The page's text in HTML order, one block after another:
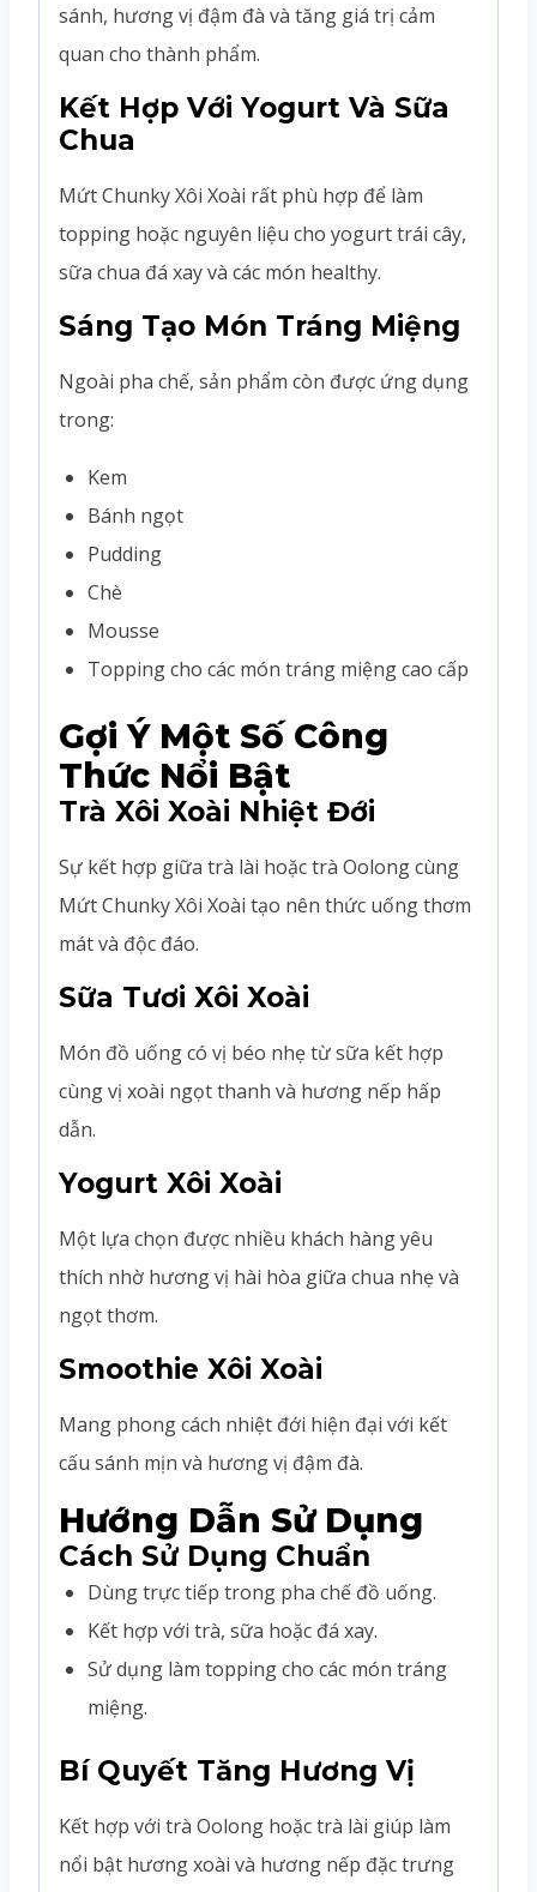
sánh, hương vị đậm đà và tăng giá trị cảm
quan cho thành phẩm.
Kết Hợp Với Yogurt Và Sữa
Chua
Mứt Chunky Xôi Xoài rất phù hợp để làm
topping hoặc nguyên liệu cho yogurt trái cây,
sữa chua đá xay và các món healthy.
Sáng Tạo Món Tráng Miệng
Ngoài pha chế, sản phẩm còn được ứng dụng
trong:
Kem
Bánh ngọt
Pudding
Chè
Mousse
Topping cho các món tráng miệng cao cấp
Gợi Ý Một Số Công
Thức Nổi Bật
Trà Xôi Xoài Nhiệt Đới
Sự kết hợp giữa trà lài hoặc trà Oolong cùng
Mứt Chunky Xôi Xoài tạo nên thức uống thơm
mát và độc đáo.
Sữa Tươi Xôi Xoài
Món đồ uống có vị béo nhẹ từ sữa kết hợp
cùng vị xoài ngọt thanh và hương nếp hấp
dẫn.
Yogurt Xôi Xoài
Một lựa chọn được nhiều khách hàng yêu
thích nhờ hương vị hài hòa giữa chua nhẹ và
ngọt thơm.
Smoothie Xôi Xoài
Mang phong cách nhiệt đới hiện đại với kết
cấu sánh mịn và hương vị đậm đà.
Hướng Dẫn Sử Dụng
Cách Sử Dụng Chuẩn
Dùng trực tiếp trong pha chế đồ uống.
Kết hợp với trà, sữa hoặc đá xay.
Sử dụng làm topping cho các món tráng
miệng.
Bí Quyết Tăng Hương Vị
Kết hợp với trà Oolong hoặc trà lài giúp làm
nổi bật hương xoài và hương nếp đặc trưng